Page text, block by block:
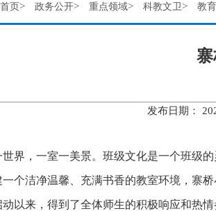
首页> 政务公开> 重点领域> 科教文卫> 教
发布日期：
世界，一室一美景。班级文化是一个班级
个洁净温馨、充满书香的教室环境，寨
动以来，得到了全体师生的积极响应和热